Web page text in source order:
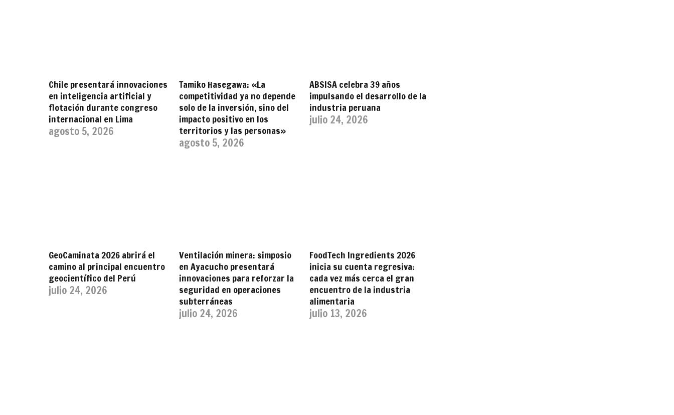
Chile presentará innovaciones
en inteligencia artificial y
flotación durante congreso
internacional en Lima
agosto 5, 2026
Tamiko Hasegawa: «La
competitividad ya no depende
solo de la inversión, sino del
impacto positivo en los
territorios y las personas»
agosto 5, 2026
ABSISA celebra 39 años
impulsando el desarrollo de la
industria peruana
julio 24, 2026
GeoCaminata 2026 abrirá el
camino al principal encuentro
geocientífico del Perú
julio 24, 2026
Ventilación minera: simposio
en Ayacucho presentará
innovaciones para reforzar la
seguridad en operaciones
subterráneas
julio 24, 2026
FoodTech Ingredients 2026
inicia su cuenta regresiva:
cada vez más cerca el gran
encuentro de la industria
alimentaria
julio 13, 2026